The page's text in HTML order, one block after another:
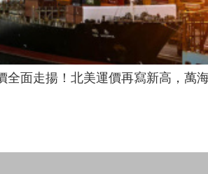
全面走揚！北美運價再寫新高，萬